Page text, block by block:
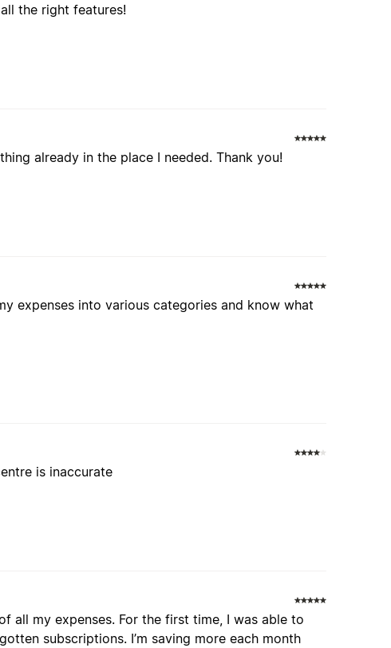
the right features!
already in the place I needed. Thank you!
expenses into various categories and know what
is inaccurate
all my expenses. For the first time, I was able to
subscriptions. I’m saving more each month